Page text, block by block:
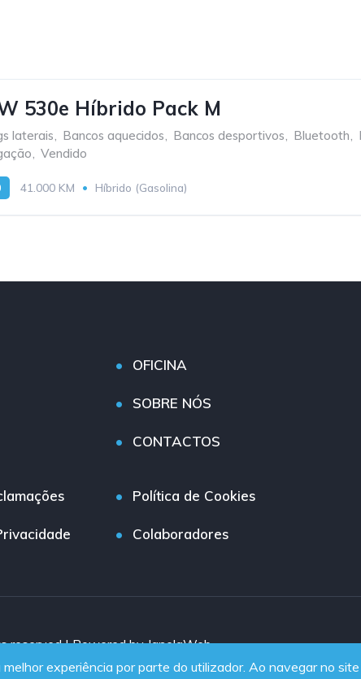
530e Híbrido Pack M
laterais, Bancos aquecidos, Bancos desportivos, Bluetooth,
, Vendido
41.000 KM Híbrido (Gasolina)
OFICINA
SOBRE NÓS
CONTACTOS
Política de Cookies
Colaboradores
| Powered by JanelaWeb
experiência por parte do utilizador. Ao navegar no